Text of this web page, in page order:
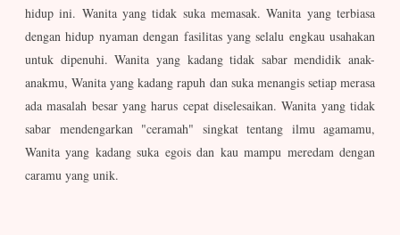
hidup ini. Wanita yang tidak suka memasak. Wanita yang terbiasa
dengan hidup nyaman dengan fasilitas yang selalu engkau usahakan
untuk dipenuhi. Wanita yang kadang tidak sabar mendidik anak-
anakmu, Wanita yang kadang rapuh dan suka menangis setiap merasa
ada masalah besar yang harus cepat diselesaikan. Wanita yang tidak
sabar mendengarkan "ceramah" singkat tentang ilmu agamamu,
Wanita yang kadang suka egois dan kau mampu meredam dengan
caramu yang unik.